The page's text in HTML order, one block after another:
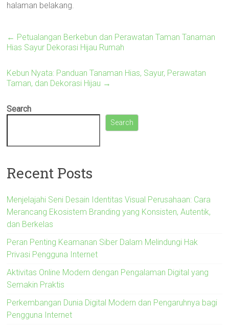
halaman belakang.
← Petualangan Berkebun dan Perawatan Taman Tanaman
Hias Sayur Dekorasi Hijau Rumah
Kebun Nyata: Panduan Tanaman Hias, Sayur, Perawatan
Taman, dan Dekorasi Hijau →
Search
Search
Recent Posts
Menjelajahi Seni Desain Identitas Visual Perusahaan: Cara
Merancang Ekosistem Branding yang Konsisten, Autentik,
dan Berkelas
Peran Penting Keamanan Siber Dalam Melindungi Hak
Privasi Pengguna Internet
Aktivitas Online Modern dengan Pengalaman Digital yang
Semakin Praktis
Perkembangan Dunia Digital Modern dan Pengaruhnya bagi
Pengguna Internet